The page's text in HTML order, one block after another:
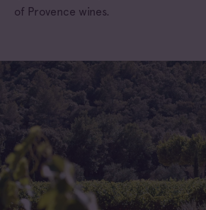
of Provence wines.